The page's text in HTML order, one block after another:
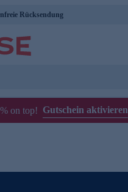
Rücksendung
on top! Gutschein aktivieren